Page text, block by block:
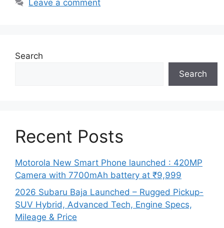
Leave a comment
Search
Search
Recent Posts
Motorola New Smart Phone launched : 420MP
Camera with 7700mAh battery at ₹9,999
2026 Subaru Baja Launched – Rugged Pickup-
SUV Hybrid, Advanced Tech, Engine Specs,
Mileage & Price